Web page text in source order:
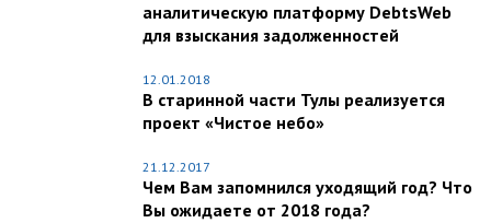
аналитическую платформу DebtsWeb
для взыскания задолженностей
12.01.2018
В старинной части Тулы реализуется
проект «Чистое небо»
21.12.2017
Чем Вам запомнился уходящий год? Что
Вы ожидаете от 2018 года?